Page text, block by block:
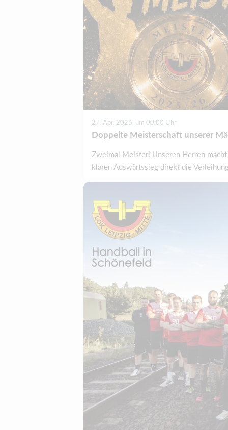
27. Apr. 2026, um 00.00 Uhr
Doppelte Meisterschaft unserer
Zweimal Meister! Unseren Herren
klaren Auswärtssieg direkt die